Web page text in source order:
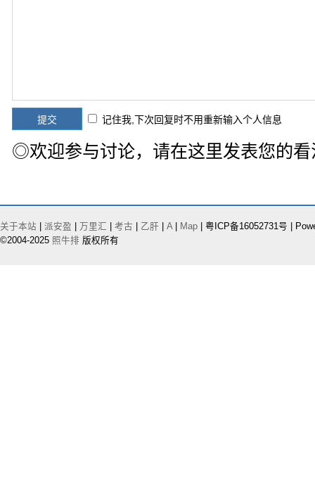
记住我,下次回复时不用重新输入个人信息
◎欢迎参与讨论，请在这里发表您的
关于本站 派安盈 万里汇 考古 乙肝 A| Map | 粤ICP备16052731号 |
©2004-2025 照牛排 版权所有